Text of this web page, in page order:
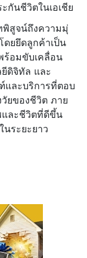
กันชีวิตในเอเชีย
สูจน์ถึงความมุ่
ดยยึดลูกค้าเป็น
ร้อมขับเคลื่อน
ดิจิทัล และ
และบริการที่ตอบ
ยของชีวิต ภาย
ละชีวิตที่ดีขึ้น
นระยะยาว